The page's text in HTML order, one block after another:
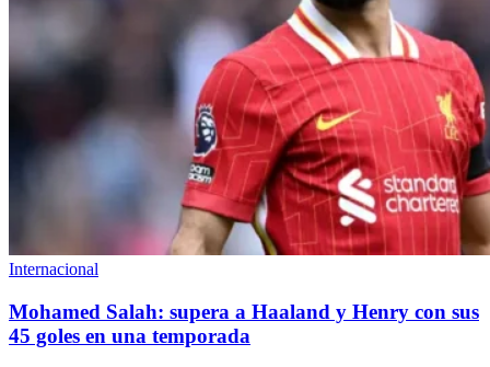
Internacional
Mohamed Salah: supera a Haaland y Henry con sus
45 goles en una temporada